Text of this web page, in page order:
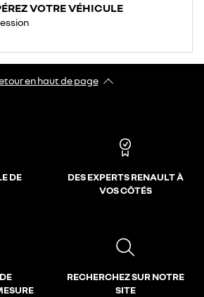
VOTRE VÉHICULE
en haut de page​
DE
DES EXPERTS RENAULT À
VOS CÔTÉS
RECHERCHEZ SUR NOTRE
SITE